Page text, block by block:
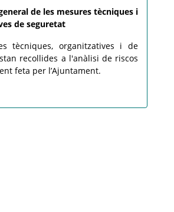
de les mesures tècniques i
de seguretat
tècniques, organitzatives i de
recollides a l'anàlisi de riscos
feta per l’Ajuntament.